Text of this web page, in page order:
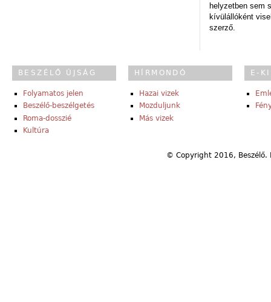
helyzetben sem
kívülállóként
szerző.
BESZÉLŐ ÚJSÁG
Folyamatos jelen
Beszélő-beszélgetés
Roma-dosszié
Kultúra
HÍRMONDÓ
Hazai vizek
Mozduljunk
Más vizek
E-
© Copyright 2016,